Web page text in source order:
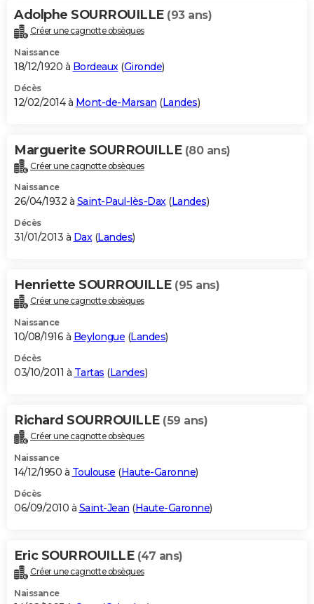
Adolphe SOURROUILLE (93 ans)
Créer une cagnotte obsèques
Naissance
18/12/1920 à Bordeaux (Gironde)
Décès
12/02/2014 à Mont-de-Marsan (Landes)
Marguerite SOURROUILLE (80 ans)
Créer une cagnotte obsèques
Naissance
26/04/1932 à Saint-Paul-lès-Dax(Landes)
Décès
31/01/2013 à Dax(Landes)
Henriette SOURROUILLE (95 ans)
Créer une cagnotte obsèques
Naissance
10/08/1916 à Beylongue (Landes)
Décès
03/10/2011 à Tartas (Landes)
Richard SOURROUILLE (59 ans)
Créer une cagnotte obsèques
Naissance
14/12/1950 à Toulouse (Haute-Garonne)
Décès
06/09/2010 à Saint-Jean (Haute-Garonne)
Eric SOURROUILLE (47 ans)
Créer une cagnotte obsèques
Naissance